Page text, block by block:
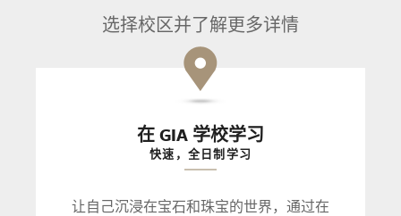
选择校区并了解更多详情
在 GIA 学校学习
快速，全日制学习
让自己沉浸在宝石和珠宝的世界，通过在